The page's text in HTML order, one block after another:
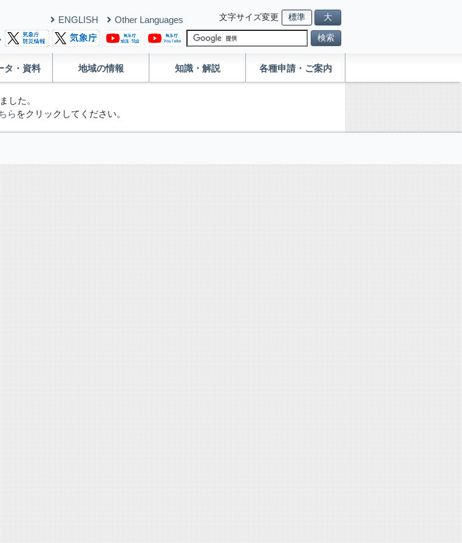
ENGLISH Other Languages 文字サイズ変更 標準 大
検索
タ・資料 地域の情報 知識・解説 各種申請・ご案内
した。
ら をクリックしてください。